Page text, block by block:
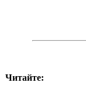
Читайте: